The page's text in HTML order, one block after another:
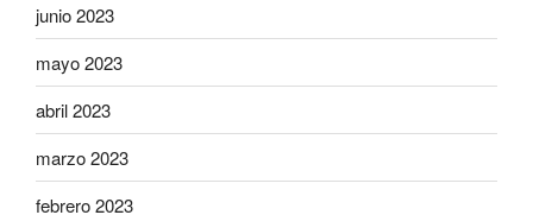
junio 2023
mayo 2023
abril 2023
marzo 2023
febrero 2023